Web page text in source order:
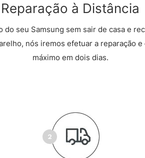
Reparação à Distância
do seu Samsung sem sair de casa e
nós iremos efetuar a reparação
máximo em dois dias.